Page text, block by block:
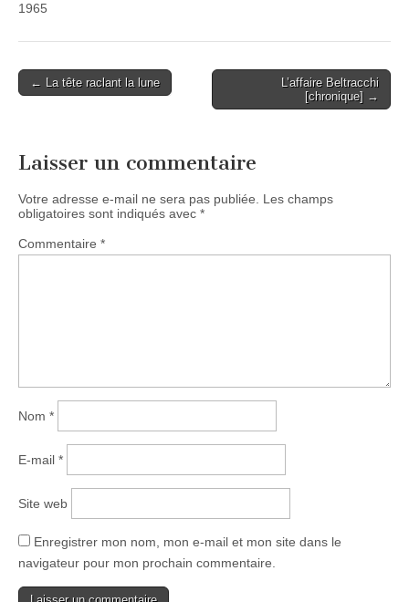
1965
Post
← La tête raclant la lune
L’affaire Beltracchi
[chronique] →
Laisser un commentaire
Votre adresse e-mail ne sera pas publiée.
Les champs
obligatoires sont indiqués avec *
Commentaire *
Nom *
E-mail *
Site web
Enregistrer mon nom, mon e-mail et mon site dans le
navigateur pour mon prochain commentaire.